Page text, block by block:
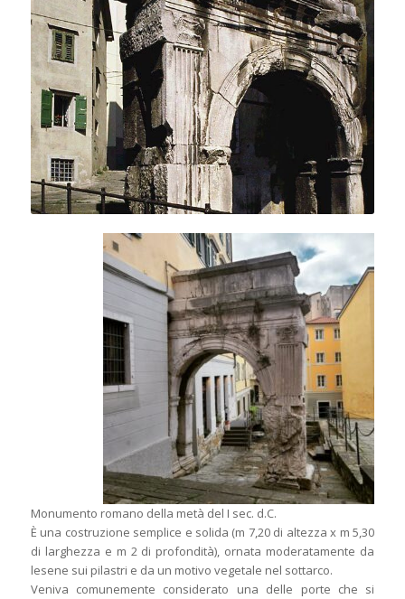
Monumento romano della metà del I sec. d.C.
È una costruzione semplice e solida (m 7,20 di altezza x m 5,30
di larghezza e m 2 di profondità), ornata moderatamente da
lesene sui pilastri e da un motivo vegetale nel sottarco.
Veniva comunemente considerato una delle porte che si